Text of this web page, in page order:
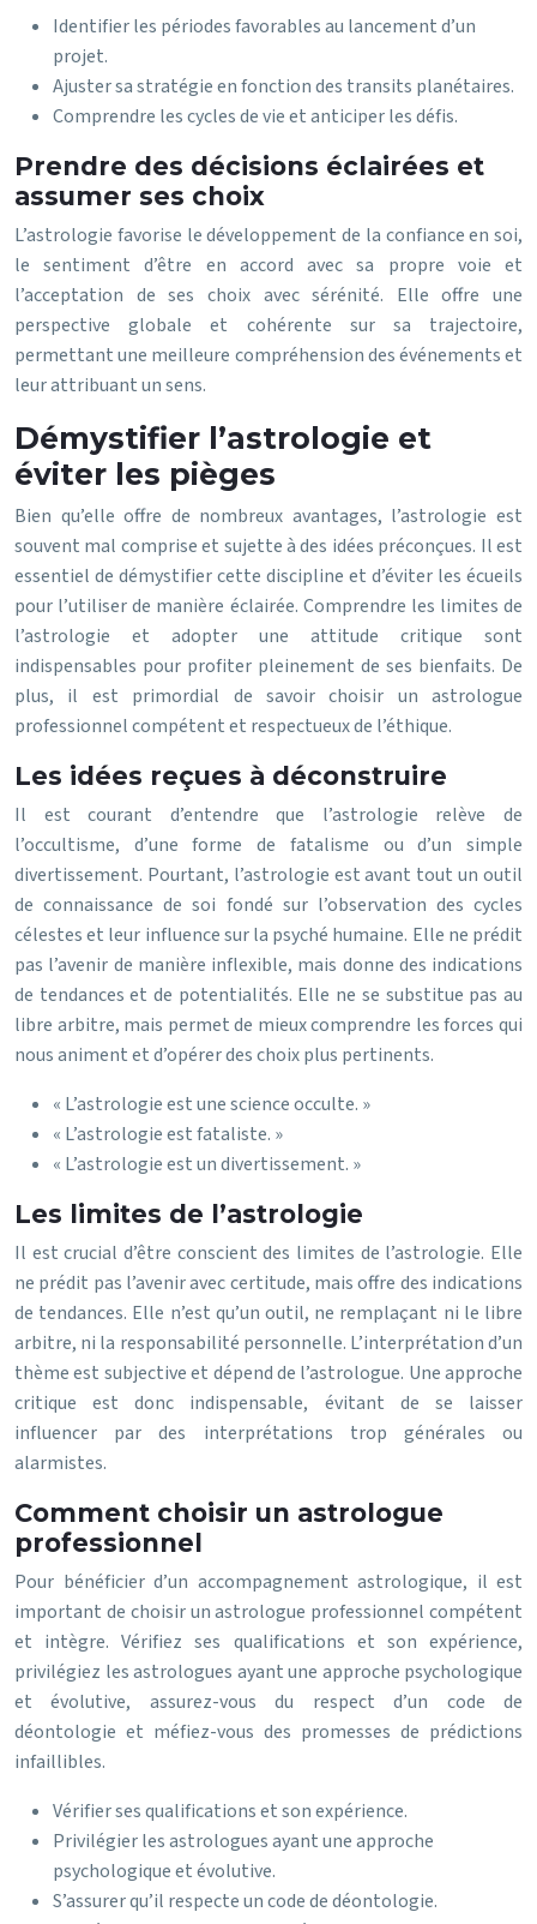
Identifier les périodes favorables au lancement d’un
projet.
Ajuster sa stratégie en fonction des transits planétaires.
Comprendre les cycles de vie et anticiper les défis.
Prendre des décisions éclairées et
assumer ses choix
L’astrologie favorise le développement de la confiance en soi,
le sentiment d’être en accord avec sa propre voie et
l’acceptation de ses choix avec sérénité. Elle offre une
perspective globale et cohérente sur sa trajectoire,
permettant une meilleure compréhension des événements et
leur attribuant un sens.
Démystifier l’astrologie et
éviter les pièges
Bien qu’elle offre de nombreux avantages, l’astrologie est
souvent mal comprise et sujette à des idées préconçues. Il est
essentiel de démystifier cette discipline et d’éviter les écueils
pour l’utiliser de manière éclairée. Comprendre les limites de
l’astrologie et adopter une attitude critique sont
indispensables pour profiter pleinement de ses bienfaits. De
plus, il est primordial de savoir choisir un astrologue
professionnel compétent et respectueux de l’éthique.
Les idées reçues à déconstruire
Il est courant d’entendre que l’astrologie relève de
l’occultisme, d’une forme de fatalisme ou d’un simple
divertissement. Pourtant, l’astrologie est avant tout un outil
de connaissance de soi fondé sur l’observation des cycles
célestes et leur influence sur la psyché humaine. Elle ne prédit
pas l’avenir de manière inflexible, mais donne des indications
de tendances et de potentialités. Elle ne se substitue pas au
libre arbitre, mais permet de mieux comprendre les forces qui
nous animent et d’opérer des choix plus pertinents.
« L’astrologie est une science occulte. »
« L’astrologie est fataliste. »
« L’astrologie est un divertissement. »
Les limites de l’astrologie
Il est crucial d’être conscient des limites de l’astrologie. Elle
ne prédit pas l’avenir avec certitude, mais offre des indications
de tendances. Elle n’est qu’un outil, ne remplaçant ni le libre
arbitre, ni la responsabilité personnelle. L’interprétation d’un
thème est subjective et dépend de l’astrologue. Une approche
critique est donc indispensable, évitant de se laisser
influencer par des interprétations trop générales ou
alarmistes.
Comment choisir un astrologue
professionnel
Pour bénéficier d’un accompagnement astrologique, il est
important de choisir un astrologue professionnel compétent
et intègre. Vérifiez ses qualifications et son expérience,
privilégiez les astrologues ayant une approche psychologique
et évolutive, assurez-vous du respect d’un code de
déontologie et méfiez-vous des promesses de prédictions
infaillibles.
Vérifier ses qualifications et son expérience.
Privilégier les astrologues ayant une approche
psychologique et évolutive.
S’assurer qu’il respecte un code de déontologie.